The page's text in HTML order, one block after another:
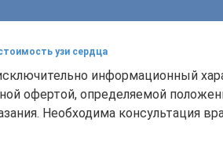
узи сердца
информационный
офертой, определяемой
Необходима консультация